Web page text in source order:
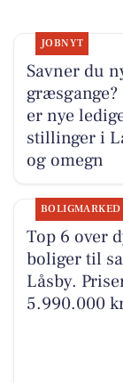
JOBNYT
Savner du
græsgange?
er nye
stillinger i
og omegn
BOLIGMARKED
Top 6 over
boliger til
Låsby.
5.990.000